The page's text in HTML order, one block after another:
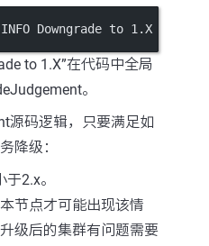
Downgrade to 1.X
to 1.X”在代码中全局
。
源码逻辑，只要满足如
降级：
2.x。
节点才可能出现该情
级后的集群有问题需要